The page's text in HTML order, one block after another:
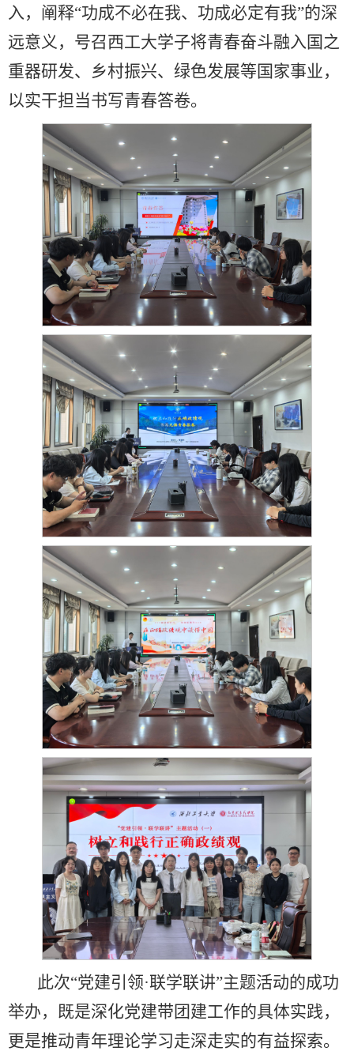
入，阐释“功成不必在我、功成必定有我”的深
远意义，号召西工大学子将青春奋斗融入国之
重器研发、乡村振兴、绿色发展等国家事业，
以实干担当书写青春答卷。
此次“党建引领·联学联讲”主题活动的成功
举办，既是深化党建带团建工作的具体实践，
更是推动青年理论学习走深走实的有益探索。